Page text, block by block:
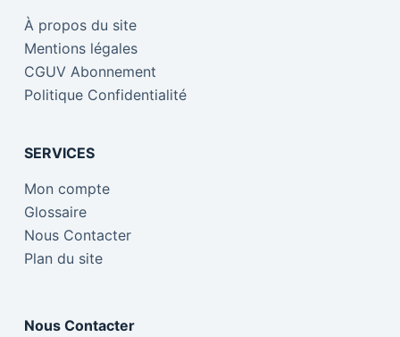
À propos du site
Mentions légales
CGUV Abonnement
Politique Confidentialité
SERVICES
Mon compte
Glossaire
Nous Contacter
Plan du site
Nous Contacter